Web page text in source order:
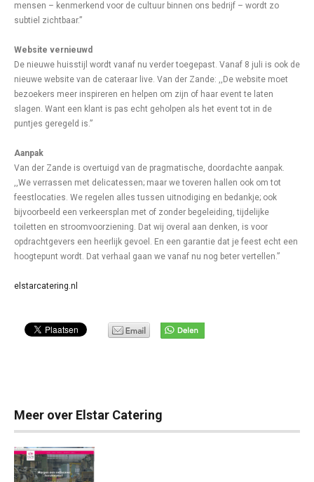
mensen – kenmerkend voor de cultuur binnen ons bedrijf – wordt zo
subtiel zichtbaar.”
Website vernieuwd
De nieuwe huisstijl wordt vanaf nu verder toegepast. Vanaf 8 juli is ook de
nieuwe website van de cateraar live. Van der Zande: ,,De website moet
bezoekers meer inspireren en helpen om zijn of haar event te laten
slagen. Want een klant is pas echt geholpen als het event tot in de
puntjes geregeld is.”
Aanpak
Van der Zande is overtuigd van de pragmatische, doordachte aanpak.
,,We verrassen met delicatessen; maar we toveren hallen ook om tot
feestlocaties. We regelen alles tussen uitnodiging en bedankje; ook
bijvoorbeeld een verkeersplan met of zonder begeleiding, tijdelijke
toiletten en stroomvoorziening. Dat wij overal aan denken, is voor
opdrachtgevers een heerlijk gevoel. En een garantie dat je feest echt een
hoogtepunt wordt. Dat verhaal gaan we vanaf nu nog beter vertellen.”
elstarcatering.nl
Meer over Elstar Catering